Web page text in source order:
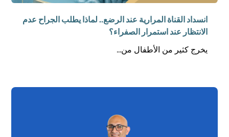
انسداد القناة المرارية عند الرضع.. لماذا يطلب الجراح عدم
الانتظار عند استمرار الصفراء؟
يخرج كثير من الأطفال من...